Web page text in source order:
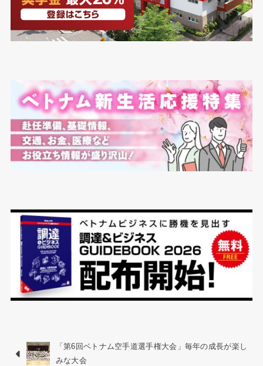
「第6回ベトナム空手道選手権大会」毎年の成長が楽し
みな大会